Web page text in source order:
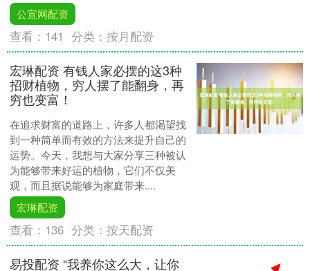
公宣网配资
查看： 141 分类：按月配资
宏琳配资 有钱人家必摆的这3种
招财植物，穷人摆了能翻身，再
穷也变富！
在追求财富的道路上，许多人都渴望找
到一种简单而有效的方法来提升自己的
运势。今天，我想与大家分享三种被认
为能够带来好运的植物，它们不仅美
观，而且据说能够为家庭带来....
宏琳配资
查看： 136 分类：按天配资
易投配资 “我养你这么大，让你